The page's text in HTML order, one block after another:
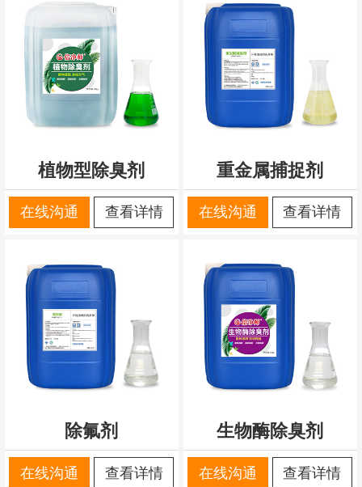
植物型除臭剂
在线沟通 查看详情
重金属捕捉剂
在线沟通 查看详情
除氟剂
在线沟通 查看详情
生物酶除臭剂
在线沟通 查看详情